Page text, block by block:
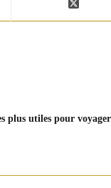
plus utiles pour voyager